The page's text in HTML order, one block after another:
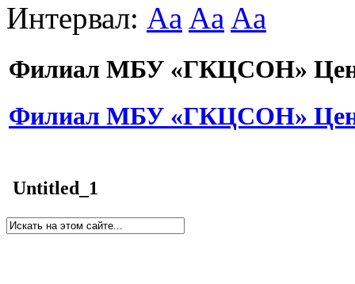
Интервал: Aa Aa Aa
Филиал МБУ «ГКЦСОН»
Филиал МБУ «ГКЦСОН»
Untitled_1